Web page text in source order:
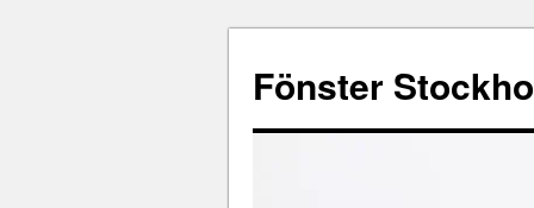
Fönster